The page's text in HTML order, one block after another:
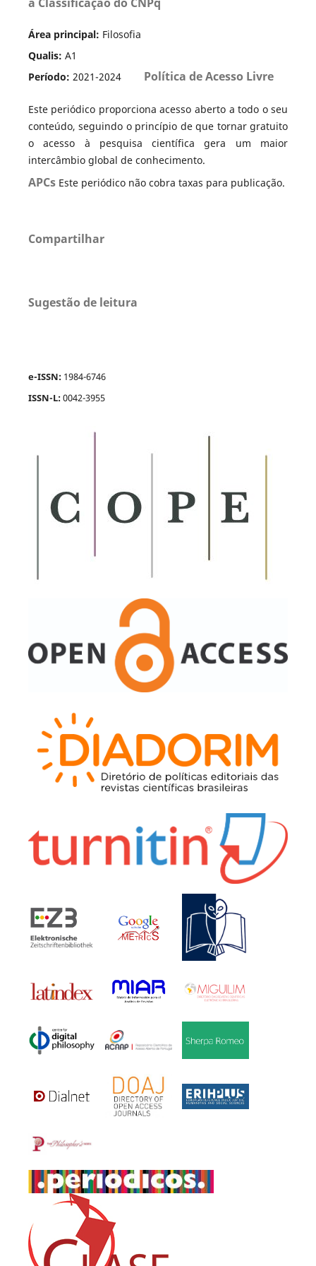
Área principal: Filosofia
Qualis: A1
Período: 2021-2024 Política de Acesso Livre
Este periódico proporciona acesso aberto a todo o seu
conteúdo, seguindo o princípio de que tornar gratuito
o acesso à pesquisa científica gera um maior
intercâmbio global de conhecimento.
APCs Este periódico não cobra taxas para publicação.
Compartilhar
Sugestão de leitura
e-ISSN: 1984-6746
ISSN-L:0042-3955